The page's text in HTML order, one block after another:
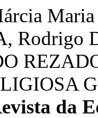
Rodrigo
da